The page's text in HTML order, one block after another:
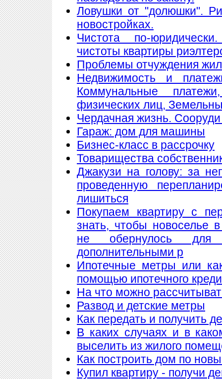
Ловушки от "долюшки".
новостройках.
Чистота по-
чистоты квартиры
Проблемы отчуждения
Недвижимость и
Коммунальные
физических лиц,
Чердачная жизнь.
Гараж: дом для машины
Бизнес-класс в рассрочку
Товарищества
Джакузи на голову: за
проведенную
лишиться
Покупаем квартиру с
знать, чтобы новоселье
не обернулось
дополнительными р
Ипотечные метры или
помощью ипотечного
На что можно
Развод и детские метры
Как передать и получить
В каких случаях и в
выселить из жилого
Как построить дом по
Купил квартиру - получи